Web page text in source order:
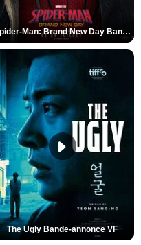
Spider-Man: Brand New Day Bande-annonce (3) VO STFR
The Ugly Bande-annonce VF